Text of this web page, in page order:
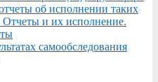
об исполнении таких
и их исполнение.
самообследования